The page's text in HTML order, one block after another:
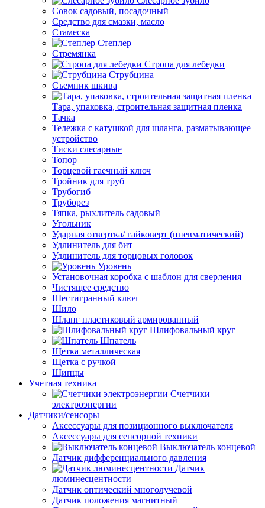
Совок садовый, посадочный
Средство для смазки, масло
Стамеска
Степлер
Стремянка
Стропа для лебедки
Струбцина
Съемник шкива
Тара, упаковка, строительная защитная пленка
Тачка
Тележка с катушкой для шланга, разматывающее
устройство
Тиски слесарные
Топор
Торцевой гаечный ключ
Тройник для труб
Трубогиб
Труборез
Тяпка, рыхлитель садовый
Угольник
Ударная отвертка/ гайковерт (пневматический)
Удлинитель для бит
Удлинитель для торцовых головок
Уровень
Установочная коробка с шаблон для сверления
Чистящее средство
Шестигранный ключ
Шило
Шланг пластиковый армированный
Шлифовальный круг
Шпатель
Щетка металлическая
Щетка с ручкой
Щипцы
Учетная техника
Счетчики
электроэнергии
Датчики/сенсоры
Аксессуары для позиционного выключателя
Аксессуары для сенсорной техники
Выключатель концевой
Датчик дифференциального давления
Датчик
люминесцентности
Датчик оптический многолучевой
Датчик положения магнитный